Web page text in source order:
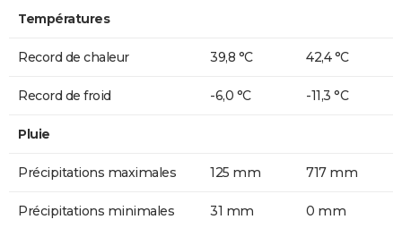
Températures
Record de chaleur 39,8 °C 42,4 °C
Record de froid -6,0 °C -11,3 °C
Pluie
Précipitations maximales 125 mm 717 mm
Précipitations minimales 31 mm 0 mm